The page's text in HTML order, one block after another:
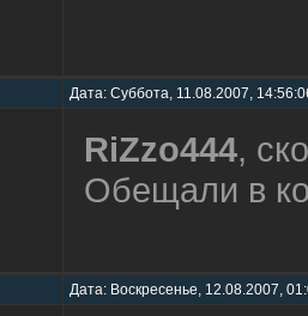
Дата: Суббота, 11.08.2007,
RiZzo444,
Обещали в
Дата: Воскресенье, 12.08.2007,